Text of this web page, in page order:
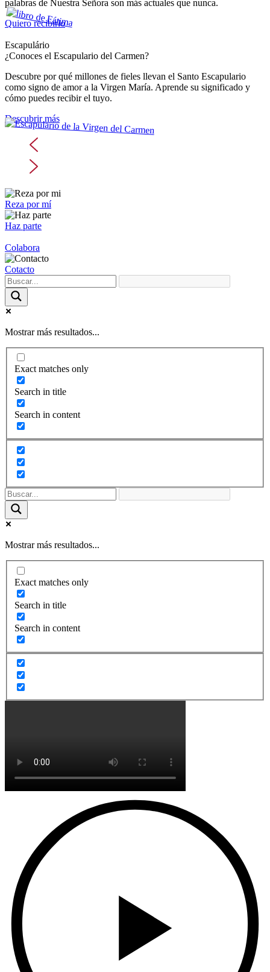
palabras de Nuestra Señora son más actuales que nunca.
Quiero recibirlo
Escapulário
¿Conoces el Escapulario del Carmen?
Descubre por qué millones de fieles llevan el Santo Escapulario
como signo de amor a la Virgen María. Aprende su significado y
cómo puedes recibir el tuyo.
Descubrir más
Reza por mí
Haz parte
Colabora
Cotacto
Mostrar más resultados...
Exact matches only
Search in title
Search in content
Mostrar más resultados...
Exact matches only
Search in title
Search in content